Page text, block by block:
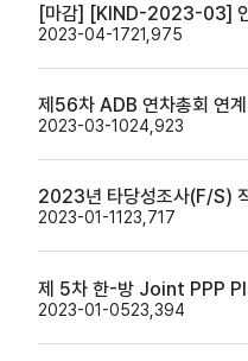
2023-04-1721,975
2023-03-1024,923
2023년 타당성조사(F/S)
2023-01-1123,717
2023-01-0523,394